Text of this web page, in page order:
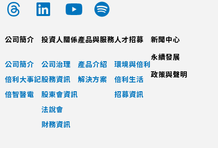
公司簡介
公司簡介
倍利大事記
倍智醫電
投資人關係
公司治理
股務資訊
股東會資訊
法說會
財務資訊
產品與服務
產品介紹
解決方案
人才招募
環境與倍利
倍利生活
招募資訊
新聞中心
永續發展
政策與聲明